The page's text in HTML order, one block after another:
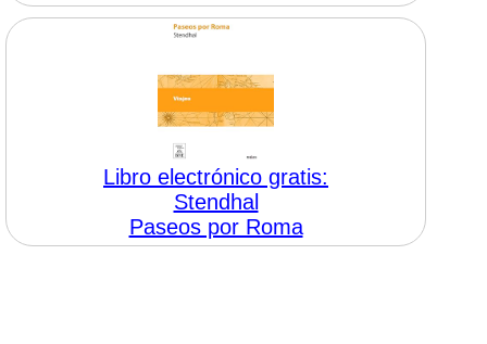
Libro electrónico gratis:
Stendhal
Paseos por Roma